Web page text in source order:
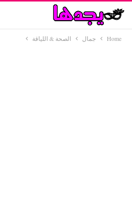
Home جمال الصحة & اللياقة